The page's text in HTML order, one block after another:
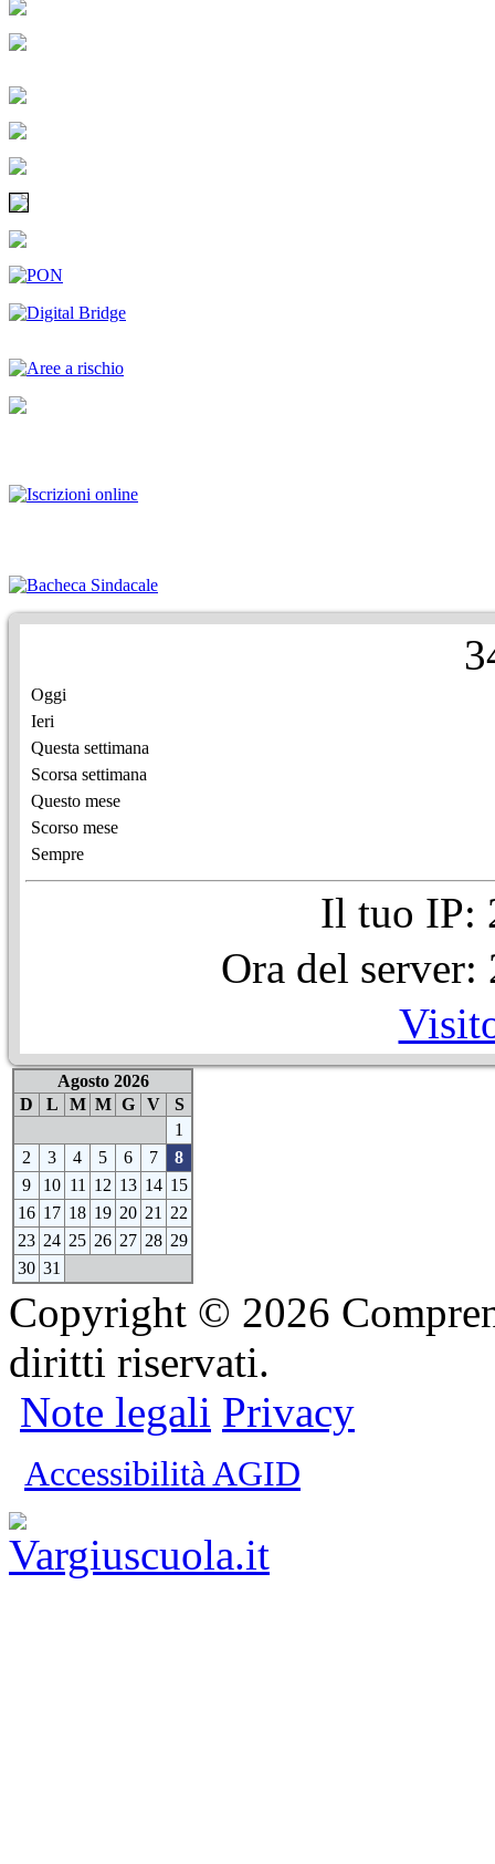
3
Oggi
Ieri
Questa settimana
Scorsa settimana
Questo mese
Scorso mese
Sempre
Il tuo IP:
Ora del
Agosto 2026
D
L M M G V
S
1
2
3 4 5 6 7
8
9
10 11 12 13 14 15
16 17 18 19 20 21
22
23 24 25 26 27 28 29
30 31
Copyright © 2026
diritti riservati.
Note legali Privacy
Accessibilità AGID